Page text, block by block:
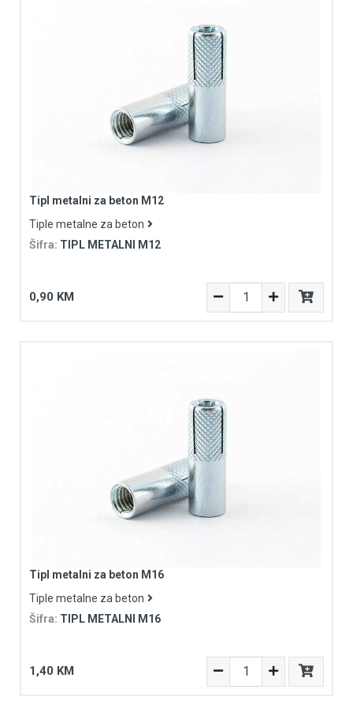
Tipl metalni za beton M12
Tiple metalne za beton
Šifra: TIPL METALNI M12
0,90 KM
Tipl metalni za beton M16
Tiple metalne za beton
Šifra: TIPL METALNI M16
1,40 KM